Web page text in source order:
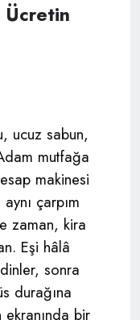
Ücretin
ucuz sabun,
mutfağa
makinesi
çarpım
zaman, kira
Eşi hâlâ
sonra
durağına
bir